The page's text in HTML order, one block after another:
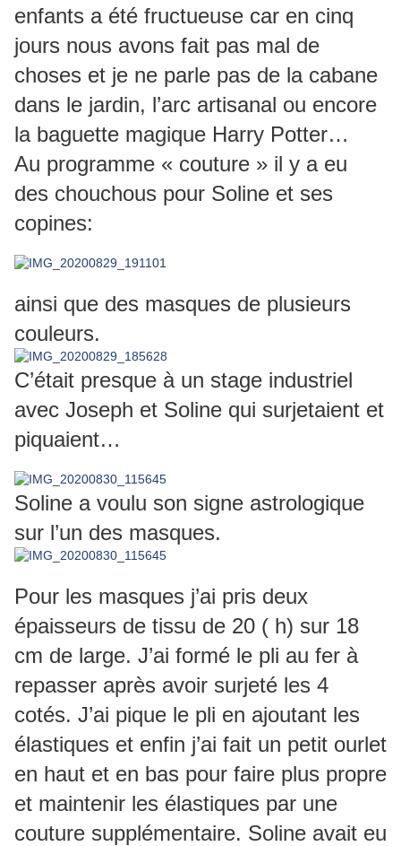
enfants a été fructueuse car en cinq
jours nous avons fait pas mal de
choses et je ne parle pas de la cabane
dans le jardin, l’arc artisanal ou encore
la baguette magique Harry Potter…
Au programme « couture » il y a eu
des chouchous pour Soline et ses
copines:
ainsi que des masques de plusieurs
couleurs.
C’était presque à un stage industriel
avec Joseph et Soline qui surjetaient et
piquaient…
Soline a voulu son signe astrologique
sur l’un des masques.
Pour les masques j’ai pris deux
épaisseurs de tissu de 20 ( h) sur 18
cm de large. J’ai formé le pli au fer à
repasser après avoir surjeté les 4
cotés. J’ai pique le pli en ajoutant les
élastiques et enfin j’ai fait un petit ourlet
en haut et en bas pour faire plus propre
et maintenir les élastiques par une
couture supplémentaire. Soline avait eu